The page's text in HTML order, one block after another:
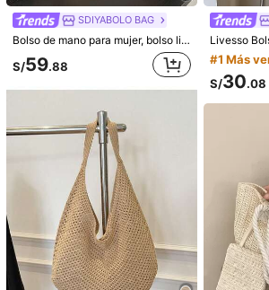
1 pieza Bolso de hombro de nailon
olor para mujer, de gran capacidad,
e moda patchwork, adecuado para
al aire libre, estudiantes universitarios
Envío a
Peru
Envío gratis(Pedidos ≥ S/299.00)
Entrega estimada:7-15 Días laborables
SDIYABOLO BAG
Bolso de mano para mujer, bolso ligero y esponjoso, adecuado para viajes, trabajo, playa, gimnasio, compras
S/59.88
#1 Más
S/30.08